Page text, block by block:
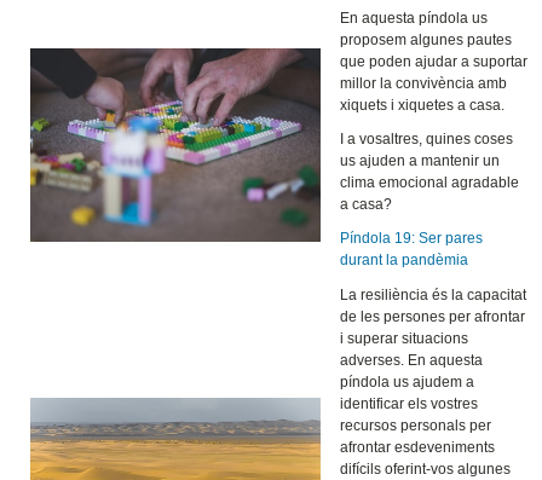
En aquesta píndola us
proposem algunes pautes
que poden ajudar a suportar
millor la convivència amb
xiquets i xiquetes a casa.
I a vosaltres, quines coses
us ajuden a mantenir un
clima emocional agradable
a casa?
Píndola 19: Ser pares
durant la pandèmia
La resiliència és la capacitat
de les persones per afrontar
i superar situacions
adverses. En aquesta
píndola us ajudem a
identificar els vostres
recursos personals per
afrontar esdeveniments
difícils oferint-vos algunes